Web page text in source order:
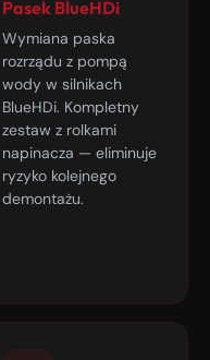
Pasek BlueHDi
Wymiana paska
rozrządu z pompą
wody w silnikach
BlueHDi. Kompletny
zestaw z rolkami
napinacza — eliminuje
ryzyko kolejnego
demontażu.